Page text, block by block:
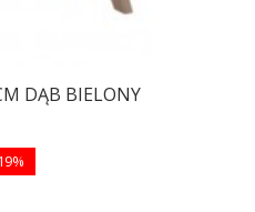
DĄB BIELONY